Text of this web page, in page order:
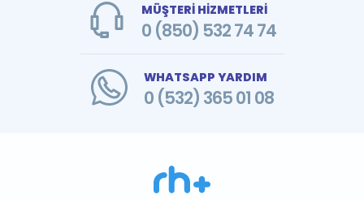
MÜŞTERİ HİZMETLERİ
0 (850) 532 74 74
WHATSAPP YARDIM
0 (532) 365 01 08